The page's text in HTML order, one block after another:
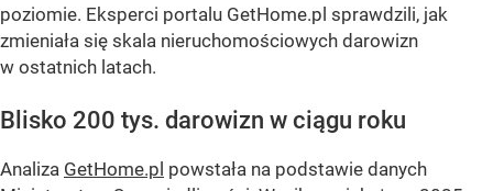
poziomie. Eksperci portalu GetHome.pl sprawdzili, jak
zmieniała się skala nieruchomościowych darowizn
w ostatnich latach.
Blisko 200 tys. darowizn w ciągu roku
Analiza GetHome.pl powstała na podstawie danych